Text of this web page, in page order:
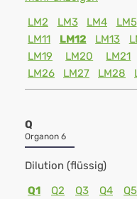
LM2
LM3 LM4 LM5
LM11
LM12 LM13
LM19
LM20 LM21
LM26
LM27 LM28
Q
Organon 6
Dilution (flüssig)
Q1
Q2 Q3 Q4 Q5